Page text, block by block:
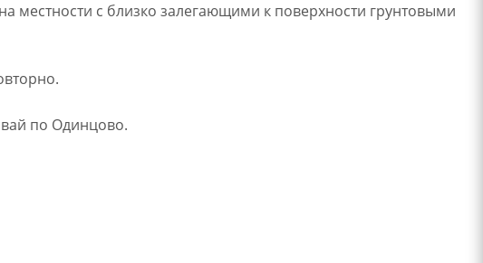
местности с близко залегающими к поверхности грунтовыми
по Одинцово.